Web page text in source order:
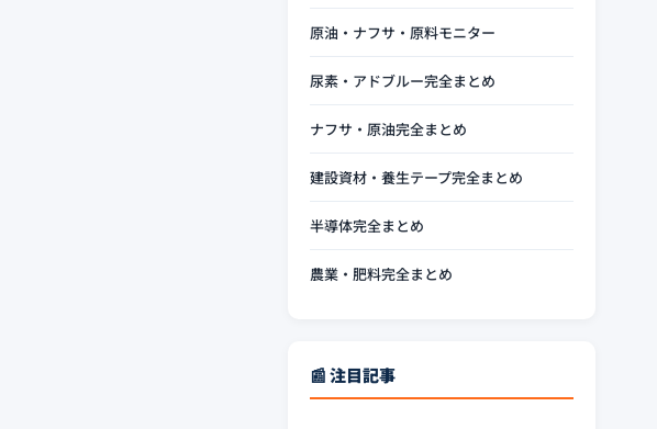
原油・ナフサ・原料モニター
尿素・アドブルー完全まとめ
ナフサ・原油完全まとめ
建設資材・養生テープ完全まとめ
半導体完全まとめ
農業・肥料完全まとめ
📰 注目記事